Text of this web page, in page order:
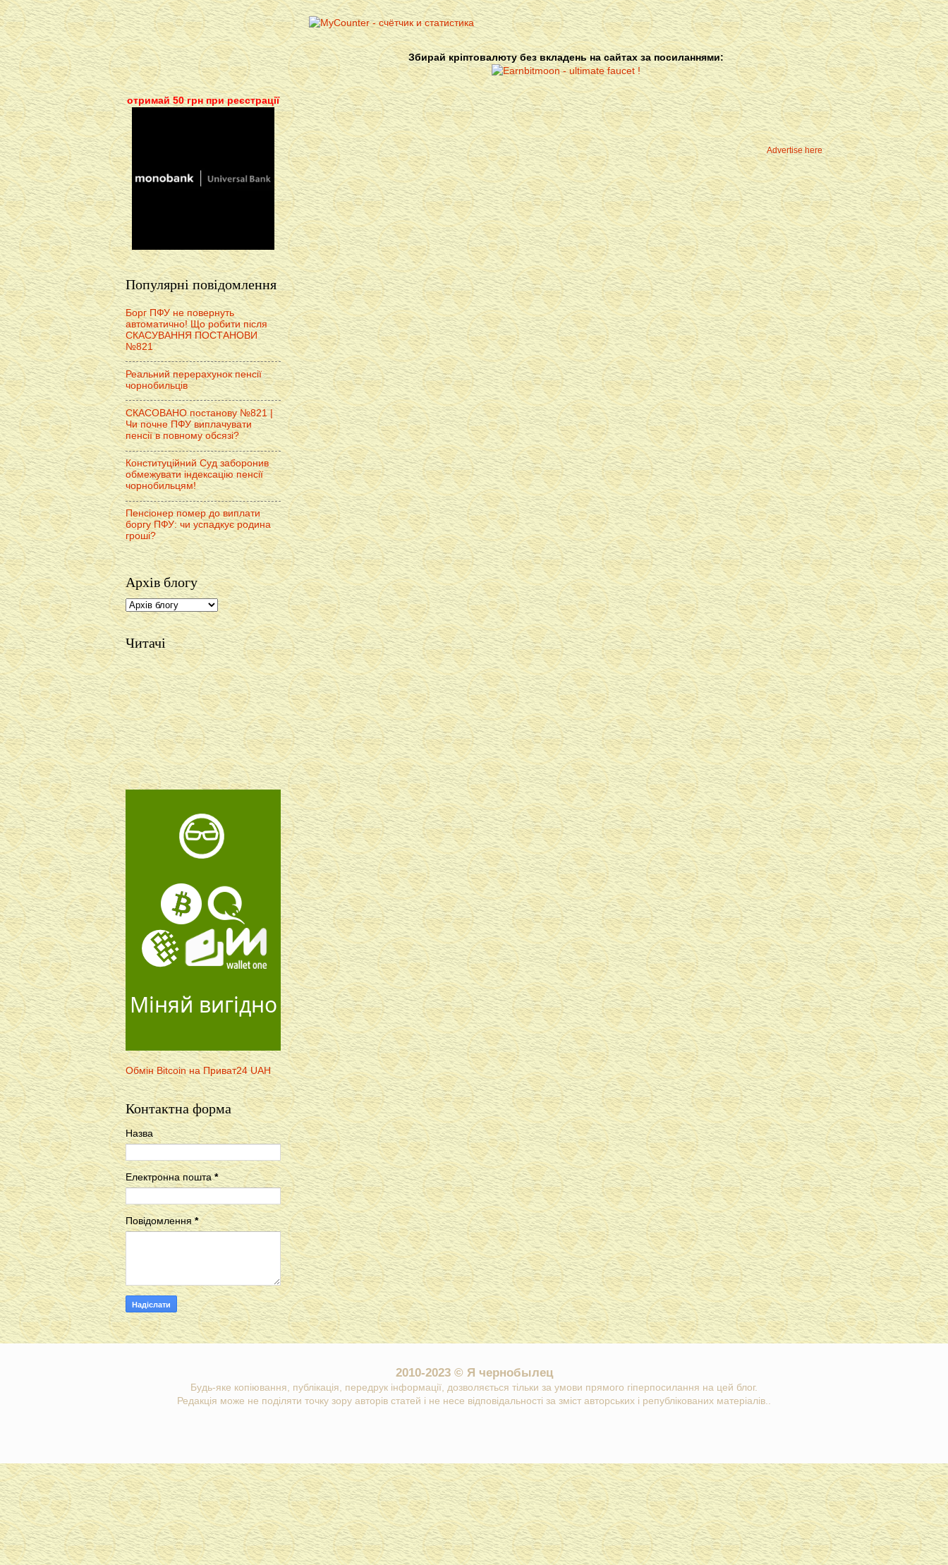
Збирай кріптовалюту без вкладень на сайтах за посиланнями:
Advertise here
отримай 50 грн при реєстрації
Популярні повідомлення
Борг ПФУ не повернуть
автоматично! Що робити після
СКАСУВАННЯ ПОСТАНОВИ
№821
Реальний перерахунок пенсії
чорнобильців
СКАСОВАНО постанову №821 |
Чи почне ПФУ виплачувати
пенсії в повному обсязі?
Конституційний Суд заборонив
обмежувати індексацію пенсії
чорнобильцям!
Пенсіонер помер до виплати
боргу ПФУ: чи успадкує родина
гроші?
Архів блогу
Читачі
Міняй вигідно
Обмін Bitcoin на Приват24 UAH
Контактна форма
Назва
Електронна пошта*
Повідомлення*
2010-2023 © Я чернобылец
Будь-яке копіювання, публікація, передрук інформації, дозволяється тільки за умови прямого гіперпосилання на цей блог.
Редакція може не поділяти точку зору авторів статей і не несе відповідальності за зміст авторських і републікованих матеріалів..